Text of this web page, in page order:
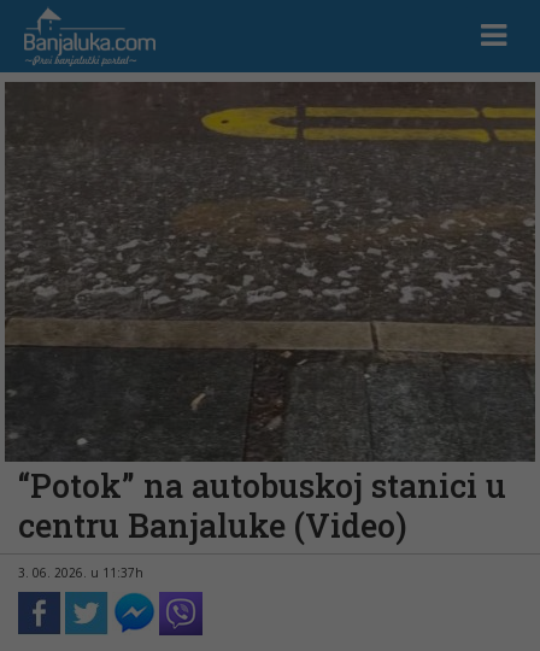
“Potok” na autobuskoj stanici u
centru Banjaluke (Video)
3. 06. 2026. u 11:37h